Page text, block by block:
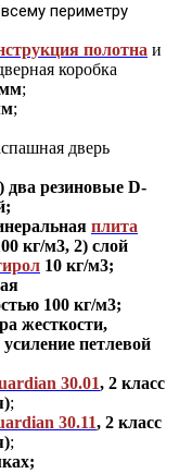
периметру
полотна и
коробка
;
;
дверь
два резиновые D-
плита
кг/м3, 2) слой
10 кг/м3;
100 кг/м3;
жесткости,
петлевой
30.01, 2 класс
;
30.11, 2 класс
;